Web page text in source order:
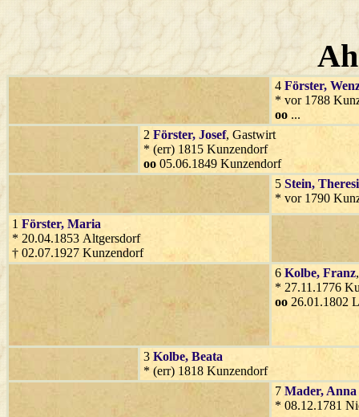
4 Förster,
* vor 1788
oo ...
2 Förster, Josef, Gastwirt
* (err) 1815 Kunzendorf
oo 05.06.1849 Kunzendorf
5 Stein,
* vor 1790
1 Förster, Maria
* 20.04.1853 Altgersdorf
† 02.07.1927 Kunzendorf
6 Kolbe, Franz
* 27.11.1776
oo 26.01.1802
3 Kolbe, Beata
* (err) 1818 Kunzendorf
7 Mader,
* 08.12.1781